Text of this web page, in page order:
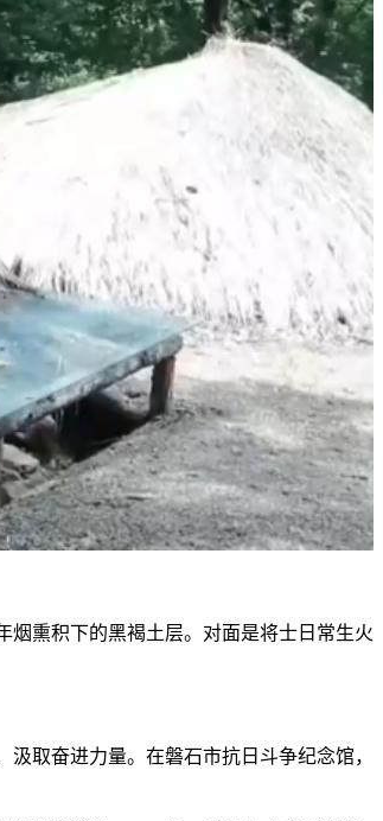
熏积下的黑褐土层。对面是将士日常生火
取奋进力量。在磐石市抗日斗争纪念馆，